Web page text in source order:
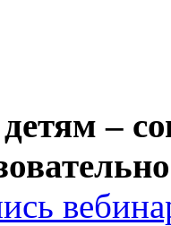
–